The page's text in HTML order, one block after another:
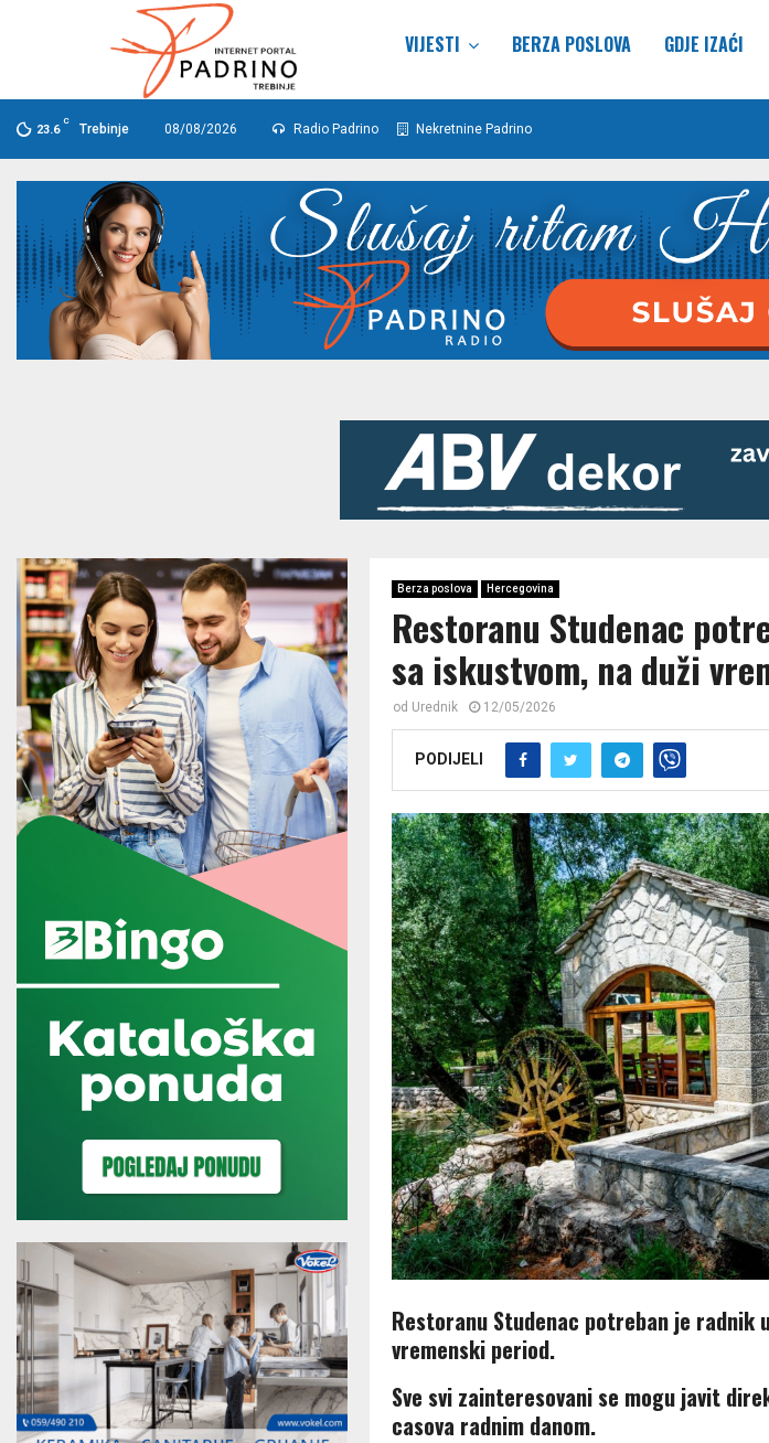
VIJESTI BERZA POSLOVA GDJE IZAĆI
23.6
C
Trebinje 08/08/2026 Radio Padrino Nekretnine Padrino
Berza poslova Hercegovina
Restoranu Studenac
sa iskustvom, na duži
od Urednik 12/05/2026
PODIJELI
Restoranu Studenac potreban je radnik
vremenski period.
Sve svi zainteresovani se mogu javit
casova radnim danom.